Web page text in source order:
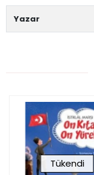
Yazar
Tükendi